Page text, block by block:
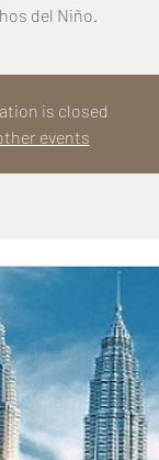
del Niño.
is closed
events